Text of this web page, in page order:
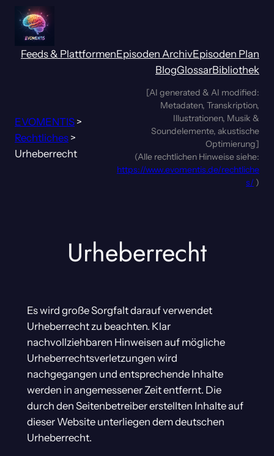
Zum
Inhalt
springen
Feeds & PlattformenEpisoden ArchivEpisoden Plan
BlogGlossarBibliothek
EVOMENTIS >
Rechtliches >
Urheberrecht
[AI generated & AI modified:
Metadaten, Transkription,
Illustrationen, Musik &
Soundelemente, akustische
Optimierung]
(Alle rechtlichen Hinweise siehe:
https://www.evomentis.de/rechtliche
s/ )
Urheberrecht
Es wird große Sorgfalt darauf verwendet
Urheberrecht zu beachten. Klar
nachvollziehbaren Hinweisen auf mögliche
Urheberrechtsverletzungen wird
nachgegangen und entsprechende Inhalte
werden in angemessener Zeit entfernt. Die
durch den Seitenbetreiber erstellten Inhalte auf
dieser Website unterliegen dem deutschen
Urheberrecht.